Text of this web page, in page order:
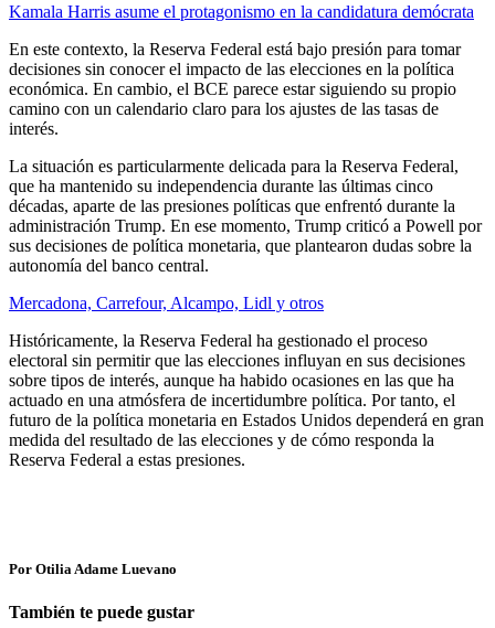
Kamala Harris asume el protagonismo en la candidatura demócrata
En este contexto, la Reserva Federal está bajo presión para tomar
decisiones sin conocer el impacto de las elecciones en la política
económica. En cambio, el BCE parece estar siguiendo su propio
camino con un calendario claro para los ajustes de las tasas de
interés.
La situación es particularmente delicada para la Reserva Federal,
que ha mantenido su independencia durante las últimas cinco
décadas, aparte de las presiones políticas que enfrentó durante la
administración Trump. En ese momento, Trump criticó a Powell por
sus decisiones de política monetaria, que plantearon dudas sobre la
autonomía del banco central.
Mercadona, Carrefour, Alcampo, Lidl y otros
Históricamente, la Reserva Federal ha gestionado el proceso
electoral sin permitir que las elecciones influyan en sus decisiones
sobre tipos de interés, aunque ha habido ocasiones en las que ha
actuado en una atmósfera de incertidumbre política. Por tanto, el
futuro de la política monetaria en Estados Unidos dependerá en gran
medida del resultado de las elecciones y de cómo responda la
Reserva Federal a estas presiones.
Por Otilia Adame Luevano
También te puede gustar